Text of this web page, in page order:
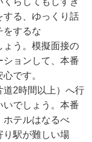
する、ゆっくり話
をするな
ょう。模擬面接の
ョンして、本番
です。
2時間以上）へ行
いでしょう。本番
ホテルはなるべ
り駅が難しい場